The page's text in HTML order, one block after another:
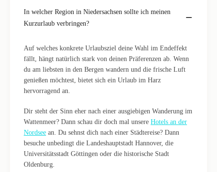
In welcher Region in Niedersachsen sollte ich meinen
Kurzurlaub verbringen?
Auf welches konkrete Urlaubsziel deine Wahl im Endeffekt
fällt, hängt natürlich stark von deinen Präferenzen ab. Wenn
du am liebsten in den Bergen wandern und die frische Luft
genießen möchtest, bietet sich ein Urlaub im Harz
hervorragend an.
Dir steht der Sinn eher nach einer ausgiebigen Wanderung im
Wattenmeer? Dann schau dir doch mal unsere Hotels an der
Nordsee an. Du sehnst dich nach einer Städtereise? Dann
besuche unbedingt die Landeshauptstadt Hannover, die
Universitätsstadt Göttingen oder die historische Stadt
Oldenburg.